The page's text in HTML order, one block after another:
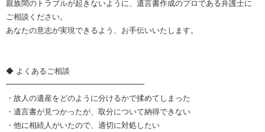
親族間のトラブルが起きないように、遺言書作成のプロである弁護士に
ご相談ください。
あなたの意志が実現できるよう、お手伝いいたします。
◆ よくあるご相談
━━━━━━━━━━━━━━━━━━
・故人の遺産をどのように分けるかで揉めてしまった
・遺言書が見つかったが、取分について納得できない
・他に相続人がいたので、適切に対処したい